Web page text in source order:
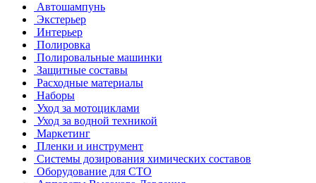
Автошампунь
Экстерьер
Интерьер
Полировка
Полировальные машинки
Защитные составы
Расходные материалы
Наборы
Уход за мотоциклами
Уход за водной техникой
Маркетинг
Пленки и инструмент
Системы дозирования химических составов
Оборудование для СТО